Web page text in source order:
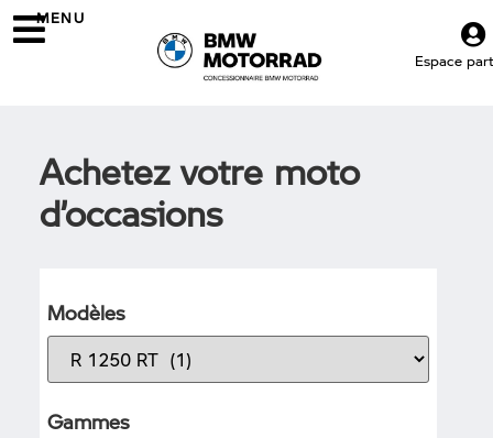
MENU
Espace
Achetez votre moto
d’occasions
Modèles
Gammes